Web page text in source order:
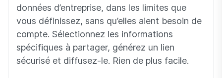
données d’entreprise, dans les limites que
vous définissez, sans qu’elles aient besoin de
compte. Sélectionnez les informations
spécifiques à partager, générez un lien
sécurisé et diffusez-le. Rien de plus facile.